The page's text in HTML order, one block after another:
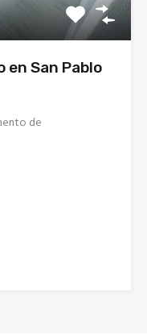
San Pablo
de